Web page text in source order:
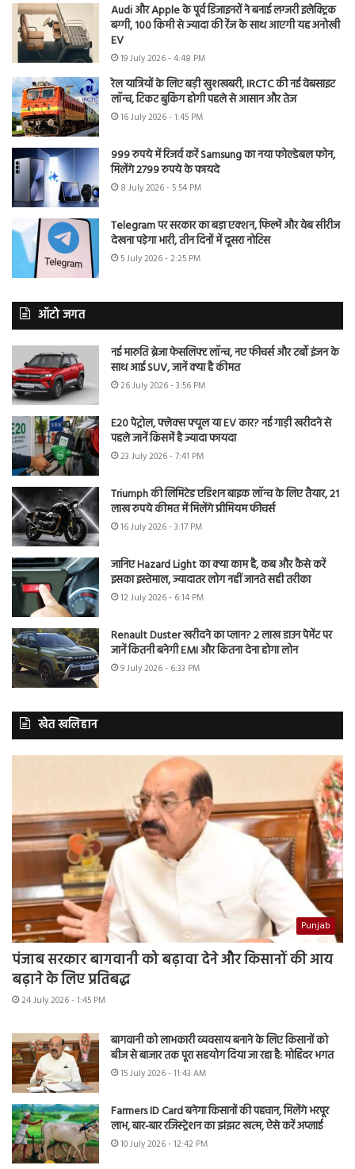
Audi और Apple के पूर्व डिजाइनरों ने बनाई लग्जरी इलेक्ट्रिक
बग्गी, 100 किमी से ज्यादा की रेंज के साथ आएगी यह अनोखी
EV
19 July 2026 - 4:48 PM
रेल यात्रियों के लिए बड़ी खुशखबरी, IRCTC की नई वेबसाइट
लॉन्च, टिकट बुकिंग होगी पहले से आसान और तेज
16 July 2026 - 1:45 PM
999 रुपये में रिजर्व करें Samsung का नया फोल्डेबल फोन,
मिलेंगे 2799 रुपये के फायदे
8 July 2026 - 5:54 PM
Telegram पर सरकार का बड़ा एक्शन, फिल्में और वेब सीरीज
देखना पड़ेगा भारी, तीन दिनों में दूसरा नोटिस
5 July 2026 - 2:25 PM
ऑटो जगत
नई मारुति ब्रेजा फेसलिफ्ट लॉन्च, नए फीचर्स और टर्बो इंजन के
साथ आई SUV, जानें क्या है कीमत
26 July 2026 - 3:56 PM
E20 पेट्रोल, फ्लेक्स फ्यूल या EV कार? नई गाड़ी खरीदने से
पहले जानें किसमें है ज्यादा फायदा
23 July 2026 - 7:41 PM
Triumph की लिमिटेड एडिशन बाइक लॉन्च के लिए तैयार, 21
लाख रुपये कीमत में मिलेंगे प्रीमियम फीचर्स
16 July 2026 - 3:17 PM
जानिए Hazard Light का क्या काम है, कब और कैसे करें
इसका इस्तेमाल, ज्यादातर लोग नहीं जानते सही तरीका
12 July 2026 - 6:14 PM
Renault Duster खरीदने का प्लान? 2 लाख डाउन पेमेंट पर
जानें कितनी बनेगी EMI और कितना देना होगा लोन
9 July 2026 - 6:33 PM
खेत खलिहान
Punjab
पंजाब सरकार बागवानी को बढ़ावा देने और किसानों की आय
बढ़ाने के लिए प्रतिबद्ध
24 July 2026 - 1:45 PM
बागवानी को लाभकारी व्यवसाय बनाने के लिए किसानों को
बीज से बाजार तक पूरा सहयोग दिया जा रहा है: मोहिंदर भगत
15 July 2026 - 11:43 AM
Farmers ID Card बनेगा किसानों की पहचान, मिलेंगे भरपूर
लाभ, बार-बार रजिस्ट्रेशन का झंझट खत्म, ऐसे करें अप्लाई
10 July 2026 - 12:42 PM